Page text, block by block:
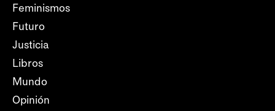
Feminismos
Futuro
Justicia
Libros
Mundo
Opinión